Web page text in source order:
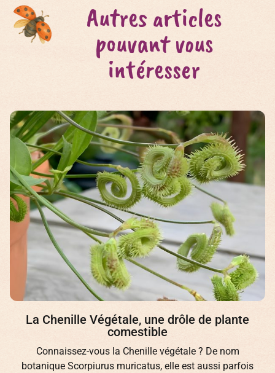
Autres articles
pouvant vous
intéresser
La Chenille Végétale, une drôle de plante
comestible
Connaissez-vous la Chenille végétale ? De nom
botanique Scorpiurus muricatus, elle est aussi parfois